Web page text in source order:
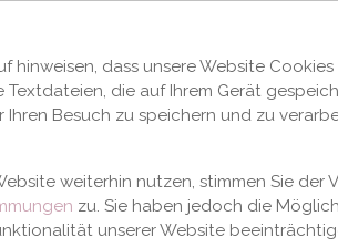
hinweisen, dass unsere Website
Textdateien, die auf Ihrem Gerät
Besuch zu speichern und zu
weiterhin nutzen, stimmen Sie
zu. Sie haben jedoch die
unserer Website